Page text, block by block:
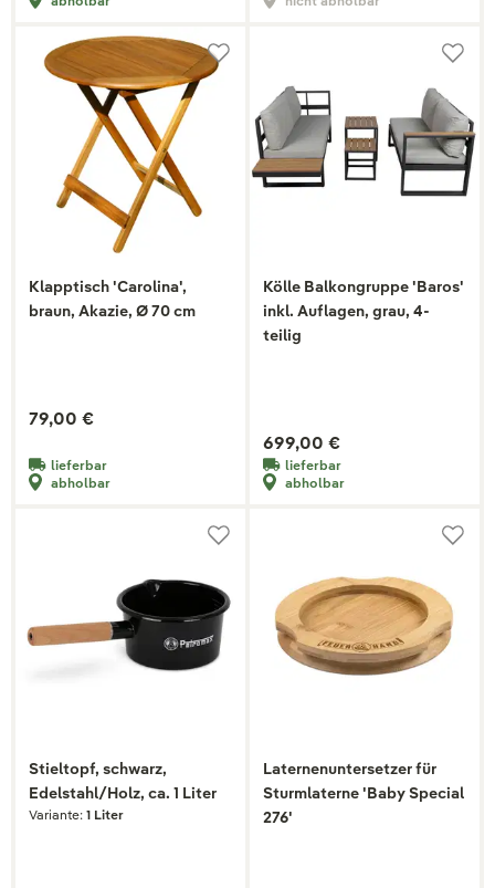
Klapptisch 'Carolina',
braun, Akazie, Ø 70 cm
79,00 €
lieferbar
abholbar
Kölle Balkongruppe 'Baros'
inkl. Auflagen, grau, 4-
teilig
699,00 €
lieferbar
abholbar
Stieltopf, schwarz,
Edelstahl/Holz, ca. 1 Liter
Variante: 1 Liter
Laternenuntersetzer für
Sturmlaterne 'Baby Special
276'